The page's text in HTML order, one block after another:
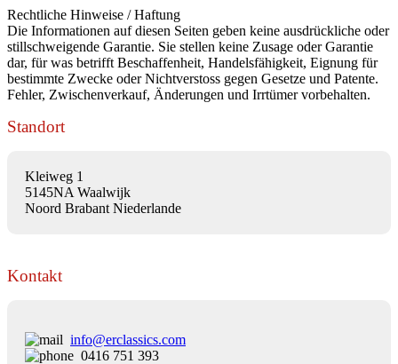
Rechtliche Hinweise / Haftung
Die Informationen auf diesen Seiten geben keine ausdrückliche oder
stillschweigende Garantie. Sie stellen keine Zusage oder Garantie
dar, für was betrifft Beschaffenheit, Handelsfähigkeit, Eignung für
bestimmte Zwecke oder Nichtverstoss gegen Gesetze und Patente.
Fehler, Zwischenverkauf, Änderungen und Irrtümer vorbehalten.
Standort
Kleiweg 1
5145NA Waalwijk
Noord Brabant Niederlande
Kontakt
info@erclassics.com
0416 751 393